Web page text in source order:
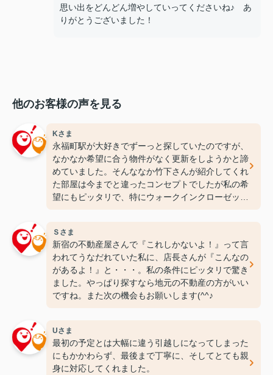
思い出をどんどん増やしていってくださいね♪ あ
りがとうございました！
他のお客様の声を見る
Kさま
永福町駅が大好きでずーっと探していたのですが、
なかなか希望に合う物件がなく更新をしようかと諦
めていました。そんななか竹下さんが紹介してくれ
た部屋は今までと違ったコンセプトでしたが私の希
望にもピッタリで、特にウォークインクローゼット
Ｓさま
新宿の不動産屋さんで『これしかないよ！』って言
われてうなだれていた私に、店長さんが『こんなの
があるよ！』と・・・。私の条件にピッタリで驚き
ました。やっぱり探すなら地元の不動産の方がいい
ですね。また次の機会もお願いします(^^♪
Uさま
最初の予定とは大幅に違う引越しになってしまった
にもかかわらず、最後まで丁寧に、そしてとても親
身に対応してくれました。